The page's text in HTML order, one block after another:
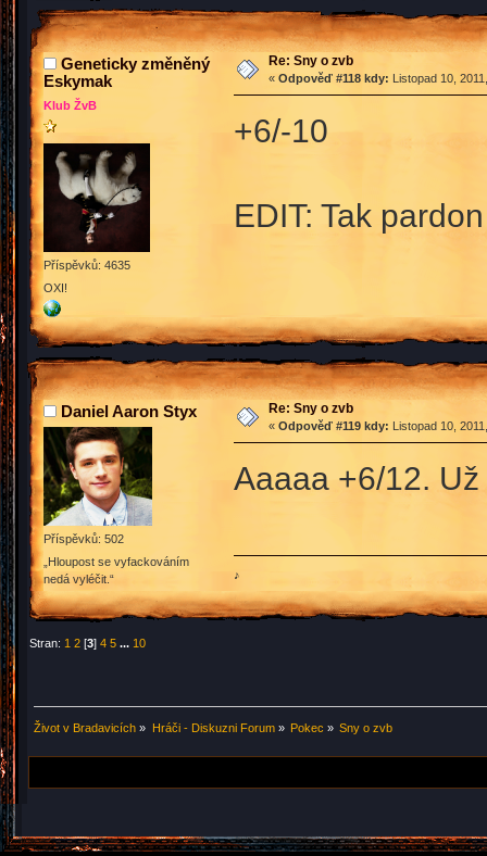
Geneticky změněný
Eskymak
Klub ŽvB
Příspěvků: 4635
OXI!
Re: Sny o zvb
« Odpověď #118 kdy: Listopad 10,
+6/-10
EDIT: Tak
Daniel Aaron Styx
Příspěvků: 502
„Hloupost se vyfackováním
nedá vyléčit.“
Re: Sny o zvb
« Odpověď #119 kdy: Listopad 10,
Aaaaa +6/12.
♪
Stran: 1 2 [3]4 5 ... 10
Život v Bradavicích » Hráči - Diskuzni Forum» Pokec » Sny o zvb